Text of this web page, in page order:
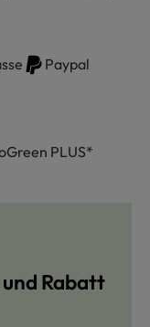
Paypal
PLUS*
Rabatt